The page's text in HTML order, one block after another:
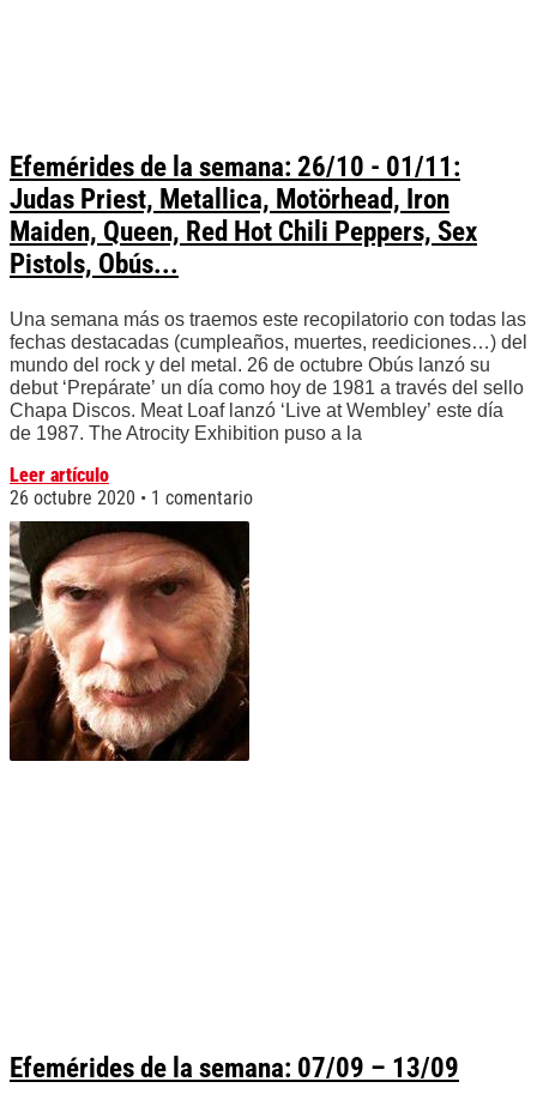
Efemérides de la semana: 26/10 - 01/11:
Judas Priest, Metallica, Motörhead, Iron
Maiden, Queen, Red Hot Chili Peppers, Sex
Pistols, Obús...
Una semana más os traemos este recopilatorio con todas las
fechas destacadas (cumpleaños, muertes, reediciones…) del
mundo del rock y del metal. 26 de octubre Obús lanzó su
debut ‘Prepárate’ un día como hoy de 1981 a través del sello
Chapa Discos. Meat Loaf lanzó ‘Live at Wembley’ este día
de 1987. The Atrocity Exhibition puso a la
Leer artículo
26 octubre 2020
1 comentario
Efemérides de la semana: 07/09 – 13/09